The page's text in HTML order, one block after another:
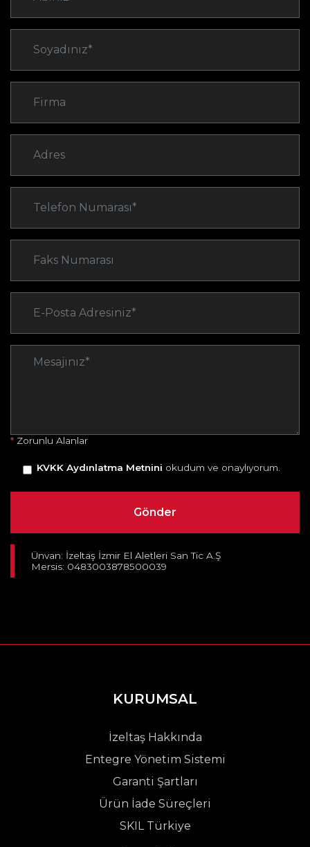
* Zorunlu Alanlar
KVKK Aydınlatma Metnini okudum ve onaylıyorum.
Ünvan: İzeltaş İzmir El Aletleri San Tic A.Ş
Mersis: 0483003878500039
KURUMSAL
İzeltaş Hakkında
Entegre Yönetim Sistemi
Garanti Şartları
Ürün İade Süreçleri
SKIL Türkiye